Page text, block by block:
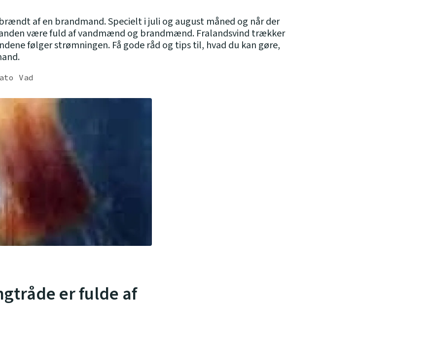
af en brandmand. Specielt i juli og august måned og når der
være fuld af vandmænd og brandmænd. Fralandsvind trækker
følger strømningen. Få gode råd og tips til, hvad du kan gøre,
Vad
er fulde af